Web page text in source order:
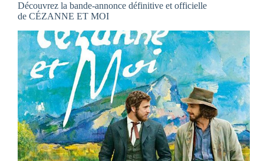
Découvrez la bande-annonce définitive et officielle
de CÉZANNE ET MOI